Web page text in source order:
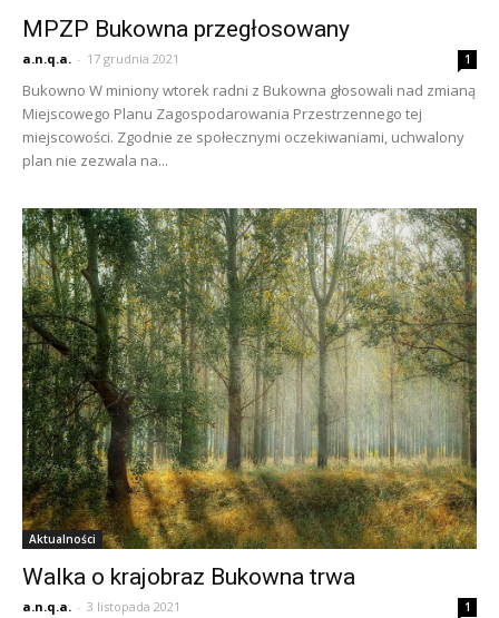
MPZP Bukowna przegłosowany
a.n.q.a. - 17 grudnia 2021 1
Bukowno W miniony wtorek radni z Bukowna głosowali nad zmianą
Miejscowego Planu Zagospodarowania Przestrzennego tej
miejscowości. Zgodnie ze społecznymi oczekiwaniami, uchwalony
plan nie zezwala na...
Aktualności
Walka o krajobraz Bukowna trwa
a.n.q.a. - 3 listopada 2021 1